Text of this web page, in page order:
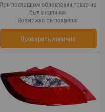
При последнем обновлении товар не
был в наличии.
Возможно он появился.
Проверить наличие